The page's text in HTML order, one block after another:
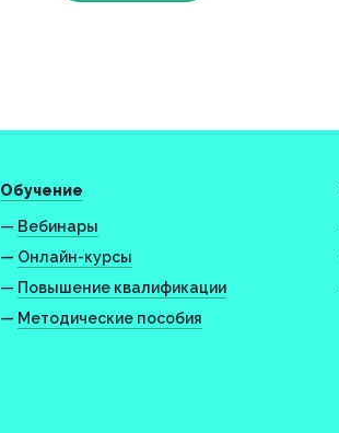
Обучение
— Вебинары
— Онлайн-курсы
— Повышение квалификации
— Методические пособия